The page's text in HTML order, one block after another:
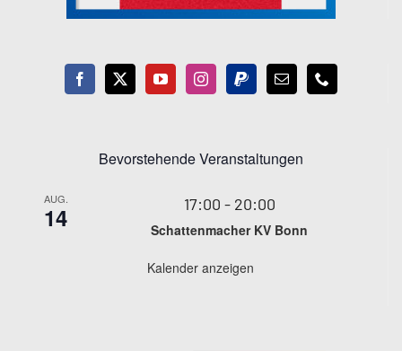
Bevorstehende Veranstaltungen
AUG.
14 17:00 - 20:00
Schattenmacher KV Bonn
Kalender anzeigen